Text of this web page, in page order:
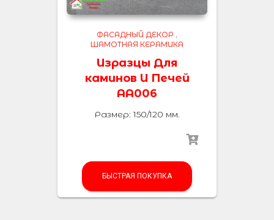
ФАСАДНЫЙ ДЕКОР ,
ШАМОТНАЯ КЕРАМИКА
Изразцы Для
каминов И Печей
AA006
Размер: 150/120 мм.
БЫСТРАЯ ПОКУПКА